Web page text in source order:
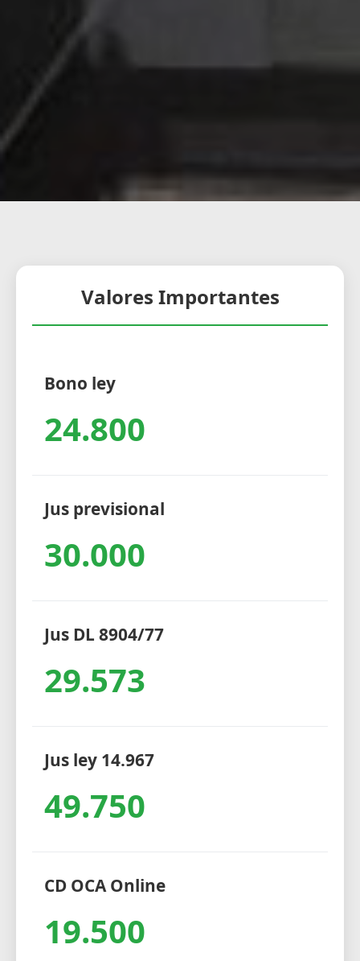
Valores Importantes
Bono ley
24.800
Jus previsional
30.000
Jus DL 8904/77
29.573
Jus ley 14.967
49.750
CD OCA Online
19.500